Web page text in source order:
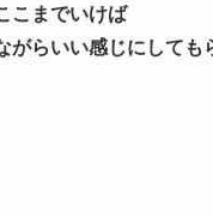
こまでいけば
がらいい感じにしても